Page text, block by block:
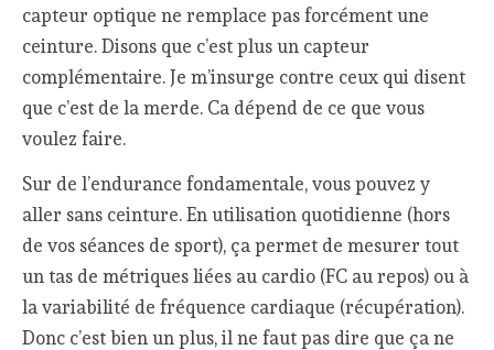
capteur optique ne remplace pas forcément une
ceinture. Disons que c’est plus un capteur
complémentaire. Je m’insurge contre ceux qui disent
que c’est de la merde. Ca dépend de ce que vous
voulez faire.
Sur de l’endurance fondamentale, vous pouvez y
aller sans ceinture. En utilisation quotidienne (hors
de vos séances de sport), ça permet de mesurer tout
un tas de métriques liées au cardio (FC au repos) ou à
la variabilité de fréquence cardiaque (récupération).
Donc c’est bien un plus, il ne faut pas dire que ça ne